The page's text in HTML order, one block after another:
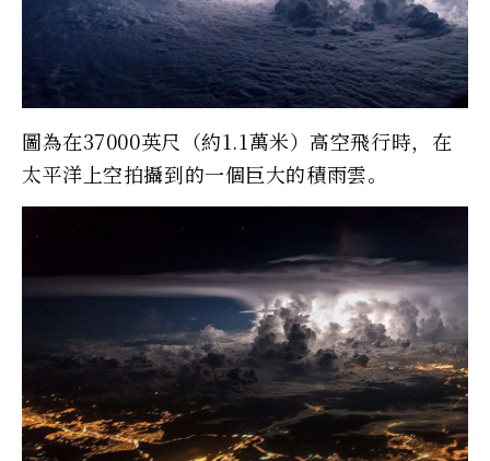
圖為在37000英尺（約1.1萬米）高空飛行時，在
太平洋上空拍攝到的一個巨大的積雨雲。